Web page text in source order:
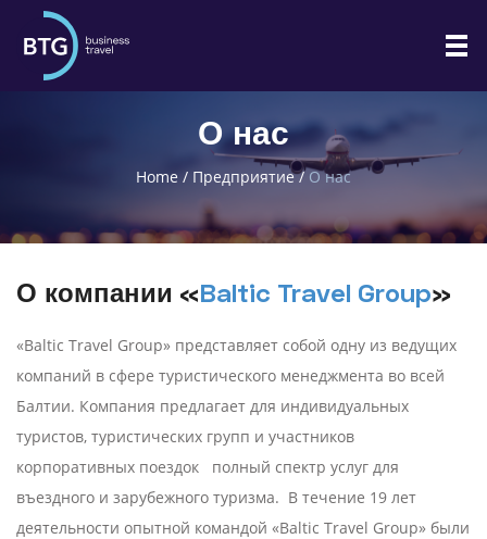
О нас
Home / Предприятие/ О нас
О компании «Baltic Travel Group»
«Baltic Travel Group» представляет собой одну из ведущих
компаний в сфере туристического менеджмента во всей
Балтии. Компания предлагает для индивидуальных
туристов, туристических групп и участников
корпоративных поездок полный спектр услуг для
въездного и зарубежного туризма. В течение 19 лет
деятельности опытной командой «Baltic Travel Group» были